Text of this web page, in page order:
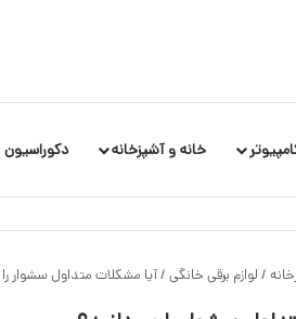
خانه و آشپزخانه
/ لوازم برقی خانگی /آیا مشکلات متداول سشوار